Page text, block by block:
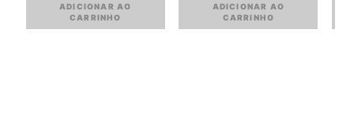
ADICIONAR AO
CARRINHO
ADICIONAR AO
CARRINHO